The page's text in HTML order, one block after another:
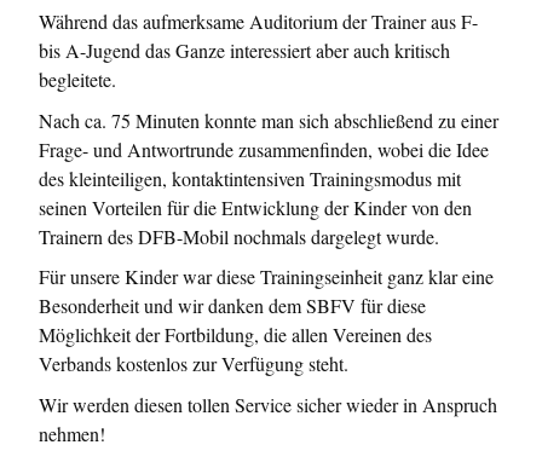
Während das aufmerksame Auditorium der Trainer aus F-
bis A-Jugend das Ganze interessiert aber auch kritisch
begleitete.
Nach ca. 75 Minuten konnte man sich abschließend zu einer
Frage- und Antwortrunde zusammenfinden, wobei die Idee
des kleinteiligen, kontaktintensiven Trainingsmodus mit
seinen Vorteilen für die Entwicklung der Kinder von den
Trainern des DFB-Mobil nochmals dargelegt wurde.
Für unsere Kinder war diese Trainingseinheit ganz klar eine
Besonderheit und wir danken dem SBFV für diese
Möglichkeit der Fortbildung, die allen Vereinen des
Verbands kostenlos zur Verfügung steht.
Wir werden diesen tollen Service sicher wieder in Anspruch
nehmen!